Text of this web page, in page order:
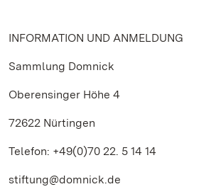
INFORMATION UND ANMELDUNG
Sammlung Domnick
Oberensinger Höhe 4
72622 Nürtingen
Telefon: +49(0)70 22. 5 14 14
stiftung@domnick.de